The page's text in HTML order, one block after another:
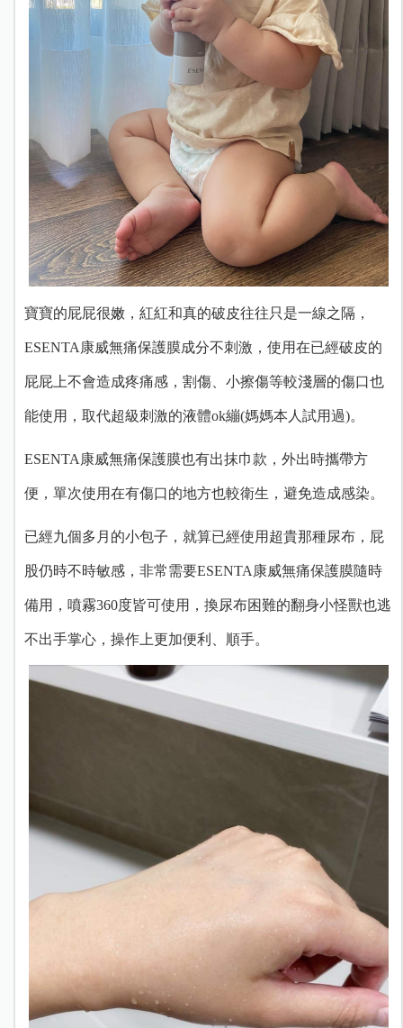
寶寶的屁屁很嫩，紅紅和真的破皮往往只是一線之隔，
ESENTA康威無痛保護膜成分不刺激，使用在已經破皮的
屁屁上不會造成疼痛感，割傷、小擦傷等較淺層的傷口也
能使用，取代超級刺激的液體ok繃(媽媽本人試用過)。
ESENTA康威無痛保護膜也有出抹巾款，外出時攜帶方
便，單次使用在有傷口的地方也較衛生，避免造成感染。
已經九個多月的小包子，就算已經使用超貴那種尿布，屁
股仍時不時敏感，非常需要ESENTA康威無痛保護膜隨時
備用，噴霧360度皆可使用，換尿布困難的翻身小怪獸也逃
不出手掌心，操作上更加便利、順手。